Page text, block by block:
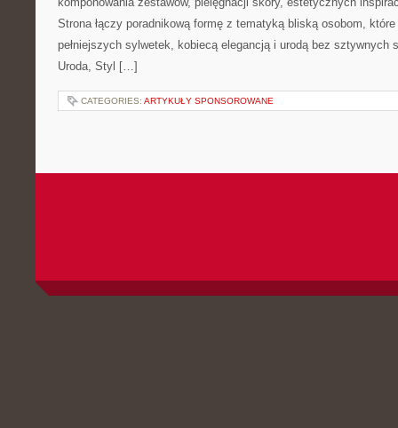
Strona łączy poradnikową formę z tematyką bliską osobom,
pełniejszych sylwetek, kobiecą elegancją i urodą bez sztywnych
Uroda, Styl […]
CATEGORIES: ARTYKUŁY SPONSOROWANE